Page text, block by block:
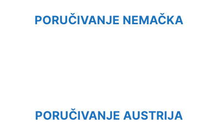
PORUČIVANJE NEMAČKA
PORUČIVANJE AUSTRIJA